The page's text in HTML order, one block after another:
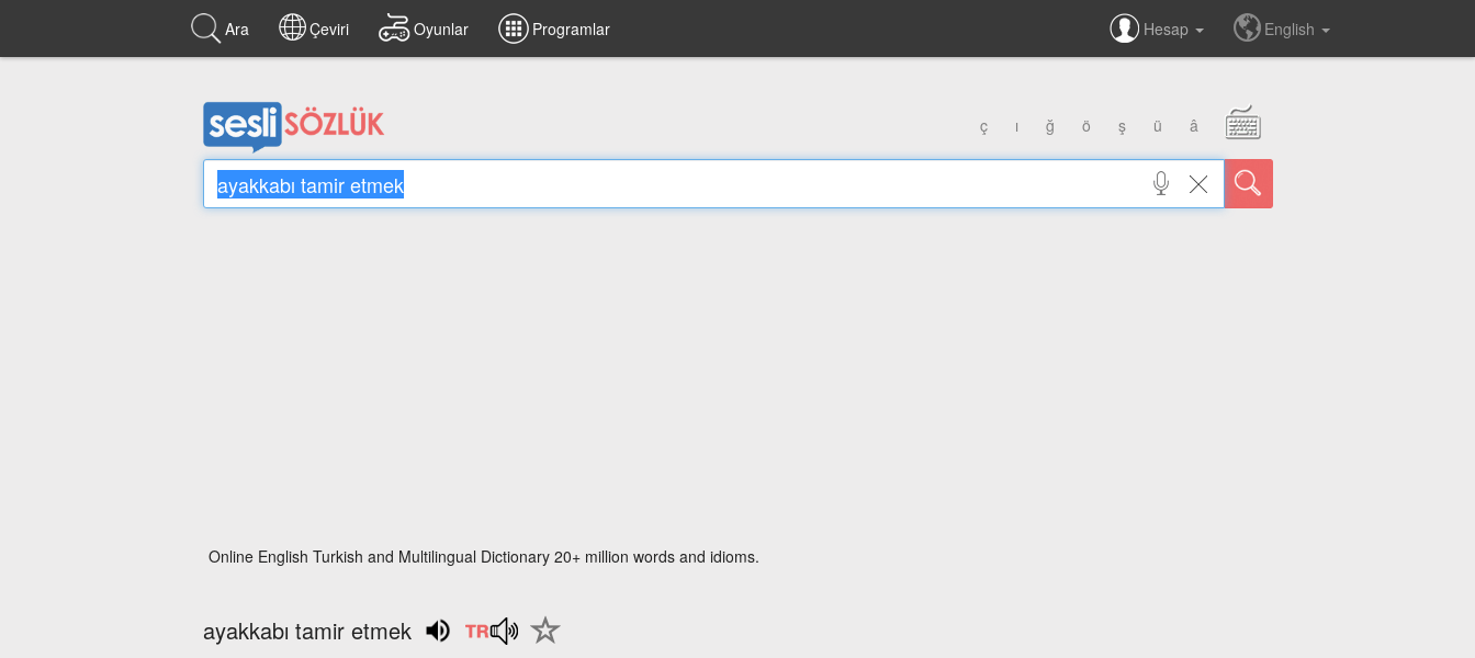
Ara Çeviri Oyunlar Programlar Hesap English
ç ı ğ ö ş ü â
Online English Turkish and Multilingual Dictionary 20+ million words and idioms.
ayakkabı tamir etmek